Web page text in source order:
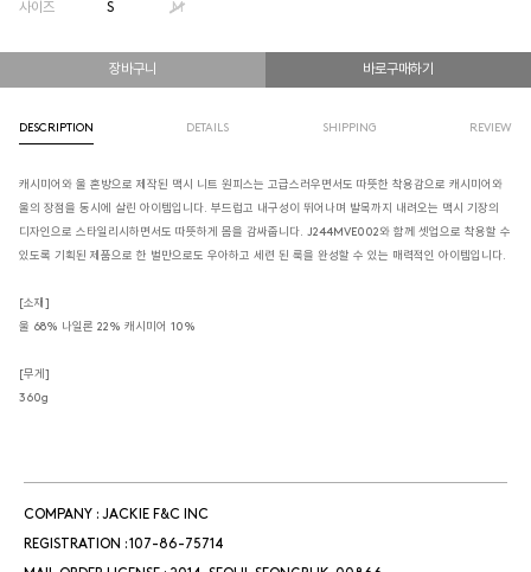
사이즈 S M
장바구니 바로구매하기
DESCRIPTION DETAILS SHIPPING REVIEW
캐시미어와 울 혼방으로 제작된 맥시 니트 원피스는 고급스러우면서도 따뜻한 착용감으로 캐시미어와
울의 장점을 동시에 살린 아이템입니다. 부드럽고 내구성이 뛰어나며 발목까지 내려오는 맥시 기장의
디자인으로 스타일리시하면서도 따뜻하게 몸을 감싸줍니다. J244MVE002와 함께 셋업으로 착용할 수
있도록 기획된 제품으로 한 벌만으로도 우아하고 세련 된 룩을 완성할 수 있는 매력적인 아이템입니다.
[소재]
울 68% 나일론 22% 캐시미어 10%
[무게]
360g
COMPANY : JACKIE F&C INC
REGISTRATION : 107-86-75714